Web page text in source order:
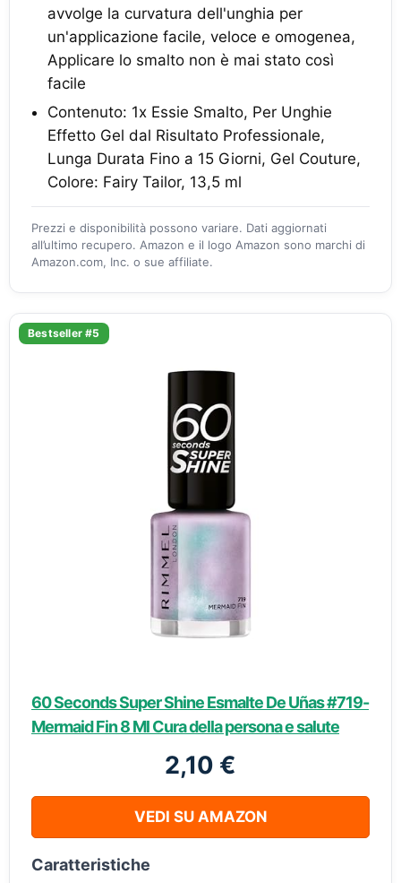
avvolge la curvatura dell'unghia per
un'applicazione facile, veloce e omogenea,
Applicare lo smalto non è mai stato così
facile
Contenuto: 1x Essie Smalto, Per Unghie
Effetto Gel dal Risultato Professionale,
Lunga Durata Fino a 15 Giorni, Gel Couture,
Colore: Fairy Tailor, 13,5 ml
Prezzi e disponibilità possono variare. Dati aggiornati
all’ultimo recupero. Amazon e il logo Amazon sono marchi di
Amazon.com, Inc. o sue affiliate.
Bestseller #5
60 Seconds Super Shine Esmalte De Uñas #719-
Mermaid Fin 8 Ml Cura della persona e salute
2,10 €
VEDI SU AMAZON
Caratteristiche